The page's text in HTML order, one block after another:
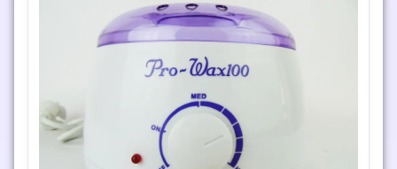
إضافة إلى السلة